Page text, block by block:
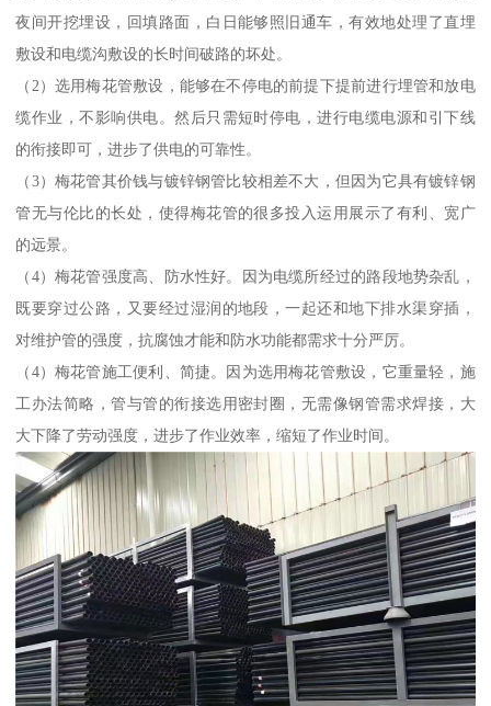
夜间开挖埋设，回填路面，白日能够照旧通车，有效地处理了直埋
敷设和电缆沟敷设的长时间破路的坏处。
（2）选用梅花管敷设，能够在不停电的前提下提前进行埋管和放电
缆作业，不影响供电。然后只需短时停电，进行电缆电源和引下线
的衔接即可，进步了供电的可靠性。
（3）梅花管其价钱与镀锌钢管比较相差不大，但因为它具有镀锌钢
管无与伦比的长处，使得梅花管的很多投入运用展示了有利、宽广
的远景。
（4）梅花管强度高、防水性好。因为电缆所经过的路段地势杂乱，
既要穿过公路，又要经过湿润的地段，一起还和地下排水渠穿插，
对维护管的强度，抗腐蚀才能和防水功能都需求十分严厉。
（4）梅花管施工便利、简捷。因为选用梅花管敷设，它重量轻，施
工办法简略，管与管的衔接选用密封圈，无需像钢管需求焊接，大
大下降了劳动强度，进步了作业效率，缩短了作业时间。